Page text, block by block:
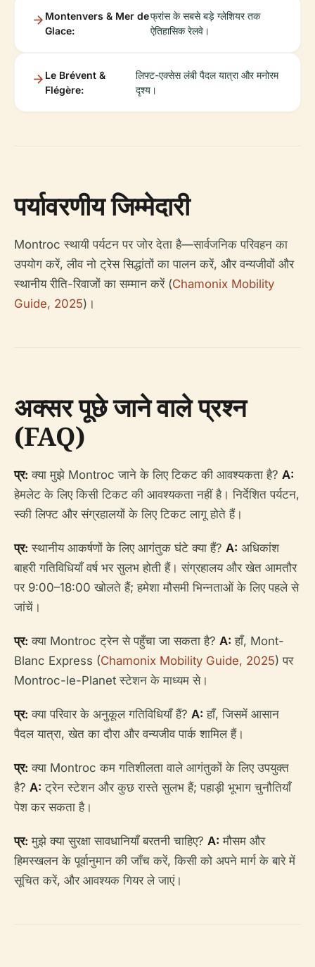
Montenvers & Mer de
Glace:
फ्रांस के सबसे बड़े ग्लेशियर तक
ऐतिहासिक रेलवे।
Le Brévent &
Flégère:
लिफ्ट-एक्सेस लंबी पैदल यात्रा और मनोरम
दृश्य।
पर्यावरणीय जिम्मेदारी
Montroc स्थायी पर्यटन पर जोर देता है—सार्वजनिक परिवहन का
उपयोग करें, लीव नो ट्रेस सिद्धांतों का पालन करें, और वन्यजीवों और
स्थानीय रीति-रिवाजों का सम्मान करें (Chamonix Mobility
Guide, 2025)।
अक्सर पूछे जाने वाले प्रश्न
(FAQ)
प्र: क्या मुझे Montroc जाने के लिए टिकट की आवश्यकता है? A:
हेमलेट के लिए किसी टिकट की आवश्यकता नहीं है। निर्देशित पर्यटन,
स्की लिफ्ट और संग्रहालयों के लिए टिकट लागू होते हैं।
प्र: स्थानीय आकर्षणों के लिए आगंतुक घंटे क्या हैं? A: अधिकांश
बाहरी गतिविधियाँ वर्ष भर सुलभ होती हैं। संग्रहालय और खेत आमतौर
पर 9:00–18:00 खोलते हैं; हमेशा मौसमी भिन्नताओं के लिए पहले से
जांचें।
प्र: क्या Montroc ट्रेन से पहुँचा जा सकता है? A: हाँ, Mont-
Blanc Express (Chamonix Mobility Guide, 2025) पर
Montroc-le-Planet स्टेशन के माध्यम से।
प्र: क्या परिवार के अनुकूल गतिविधियाँ हैं? A: हाँ, जिसमें आसान
पैदल यात्रा, खेत का दौरा और वन्यजीव पार्क शामिल हैं।
प्र: क्या Montroc कम गतिशीलता वाले आगंतुकों के लिए उपयुक्त
है? A: ट्रेन स्टेशन और कुछ रास्ते सुलभ हैं; पहाड़ी भूभाग चुनौतियाँ
पेश कर सकता है।
प्र: मुझे क्या सुरक्षा सावधानियाँ बरतनी चाहिए? A: मौसम और
हिमस्खलन के पूर्वानुमान की जाँच करें, किसी को अपने मार्ग के बारे में
सूचित करें, और आवश्यक गियर ले जाएं।